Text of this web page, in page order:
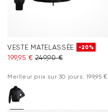
VESTE MATELASSÉE -20%
199,95 € 249,90 €
Meilleur prix sur 30 jours: 199,95 €